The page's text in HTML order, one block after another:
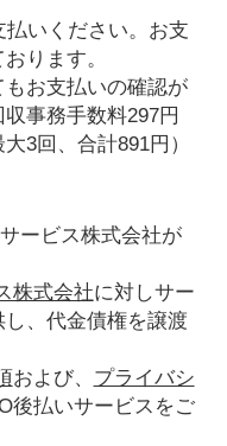
いください。お支
ります。
お支払いの確認が
事務手数料297円
3回、合計891円）
ービス株式会社が
株式会社に対しサー
、代金債権を譲渡
および、 プライバシ
後払いサービスをご